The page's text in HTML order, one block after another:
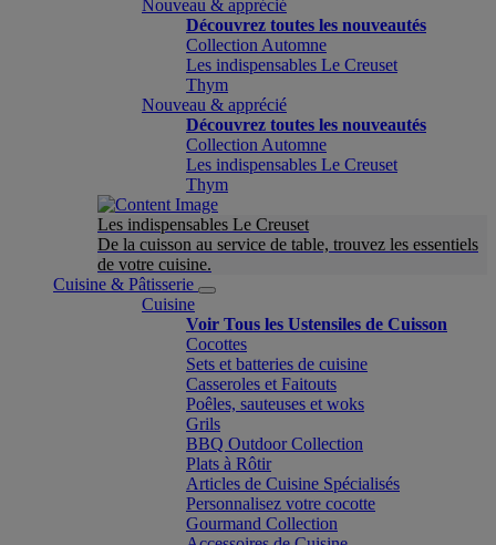
Nouveau & apprécié
Découvrez toutes les nouveautés
Collection Automne
Les indispensables Le Creuset
Thym
Nouveau & apprécié
Découvrez toutes les nouveautés
Collection Automne
Les indispensables Le Creuset
Thym
Les indispensables Le Creuset
De la cuisson au service de table, trouvez les essentiels
de votre cuisine.
Cuisine & Pâtisserie
Cuisine
Voir Tous les Ustensiles de Cuisson
Cocottes
Sets et batteries de cuisine
Casseroles et Faitouts
Poêles, sauteuses et woks
Grils
BBQ Outdoor Collection
Plats à Rôtir
Articles de Cuisine Spécialisés
Personnalisez votre cocotte
Gourmand Collection